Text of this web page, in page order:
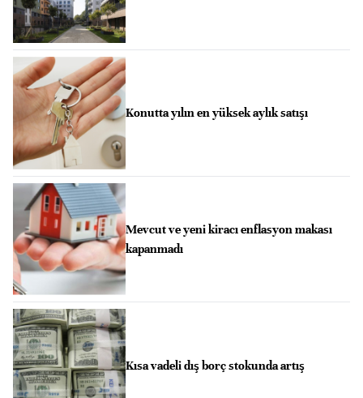
Konutta yılın en yüksek aylık satışı
Mevcut ve yeni kiracı enflasyon makası
kapanmadı
Kısa vadeli dış borç stokunda artış